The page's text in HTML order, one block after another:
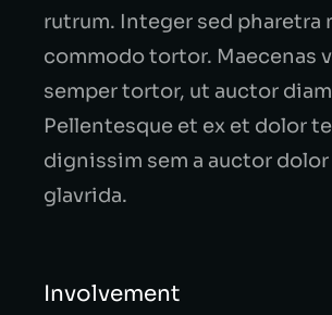
rutrum. Integer sed pharetra
commodo tortor. Maecenas
semper tortor, ut auctor
Pellentesque et ex et dolor
dignissim sem a auctor dolor
glavrida.
Involvement